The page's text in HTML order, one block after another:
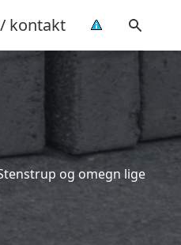
kontakt
og omegn lige